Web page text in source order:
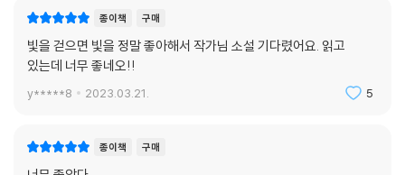
작가의 말
를, 평온하기를 빈다. 나도 모르는 세계에 그들만 남겨두었다는 죄스러움
표로 남아 오래 흐르기를 희원하기 때문이다.
종이책 구매
빛을 걷으면 빛을 정말 좋아해서 작가님 소설 기다렸어요. 읽고
있는데 너무 좋네오!!
y*****8 2023.03.21. 5
종이책 구매